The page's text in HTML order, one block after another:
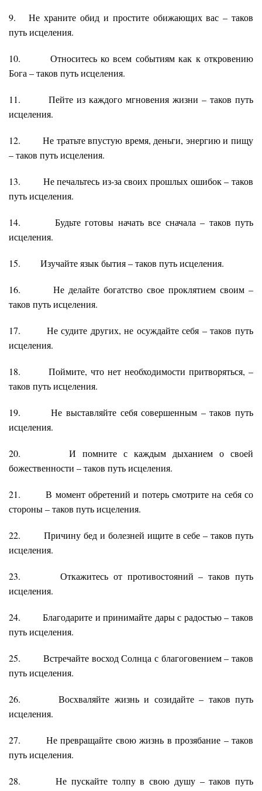
9. Не храните обид и простите обижающих вас – таков
путь исцеления.
10. Относитесь ко всем событиям как к откровению
Бога – таков путь исцеления.
11. Пейте из каждого мгновения жизни – таков путь
исцеления.
12. Не тратьте впустую время, деньги, энергию и пищу
– таков путь исцеления.
13. Не печальтесь из-за своих прошлых ошибок – таков
путь исцеления.
14. Будьте готовы начать все сначала – таков путь
исцеления.
15. Изучайте язык бытия – таков путь исцеления.
16. Не делайте богатство свое проклятием своим –
таков путь исцеления.
17. Не судите других, не осуждайте себя – таков путь
исцеления.
18. Поймите, что нет необходимости притворяться, –
таков путь исцеления.
19. Не выставляйте себя совершенным – таков путь
исцеления.
20. И помните с каждым дыханием о своей
божественности – таков путь исцеления.
21. В момент обретений и потерь смотрите на себя со
стороны – таков путь исцеления.
22. Причину бед и болезней ищите в себе – таков путь
исцеления.
23. Откажитесь от противостояний – таков путь
исцеления.
24. Благодарите и принимайте дары с радостью – таков
путь исцеления.
25. Встречайте восход Солнца с благоговением – таков
путь исцеления.
26. Восхваляйте жизнь и созидайте – таков путь
исцеления.
27. Не превращайте свою жизнь в прозябание – таков
путь исцеления.
28. Не пускайте толпу в свою душу – таков путь